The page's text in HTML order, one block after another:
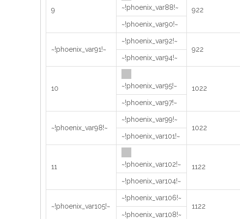
9 ~!phoenix_var88!~ 922
~!phoenix_var90!~
~!phoenix_var91!~
~!phoenix_var92!~
922
~!phoenix_var94!~
10 ~!phoenix_var95!~ 1022
~!phoenix_var97!~
~!phoenix_var98!~
~!phoenix_var99!~
1022
~!phoenix_var101!~
11 ~!phoenix_var102!~ 1122
~!phoenix_var104!~
~!phoenix_var105!~
~!phoenix_var106!~
1122
~!phoenix_var108!~